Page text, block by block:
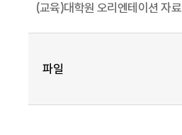
(교육)대학원 오리엔테이션 자료
파일